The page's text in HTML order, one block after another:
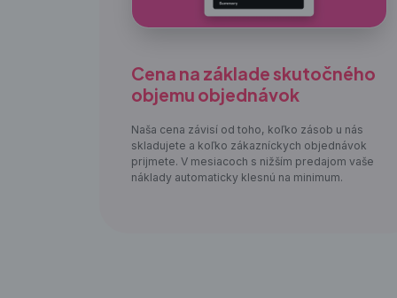
Cena na základe skutočného
objemu objednávok
Naša cena závisí od toho, koľko zásob u nás
skladujete a koľko zákazníckych objednávok
prijmete. V mesiacoch s nižším predajom vaše
náklady automaticky klesnú na minimum.